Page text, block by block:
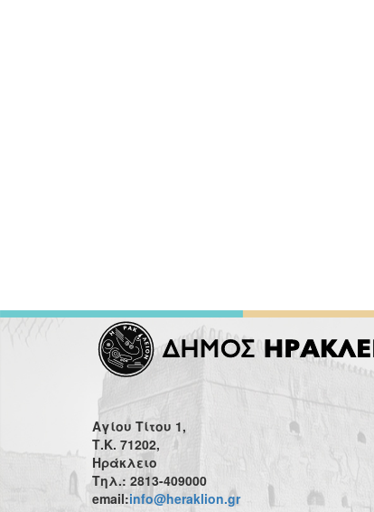
Αγίου Τίτου 1,
Τ.Κ. 71202,
Ηράκλειο
Τηλ.: 2813-409000
email:info@heraklion.gr